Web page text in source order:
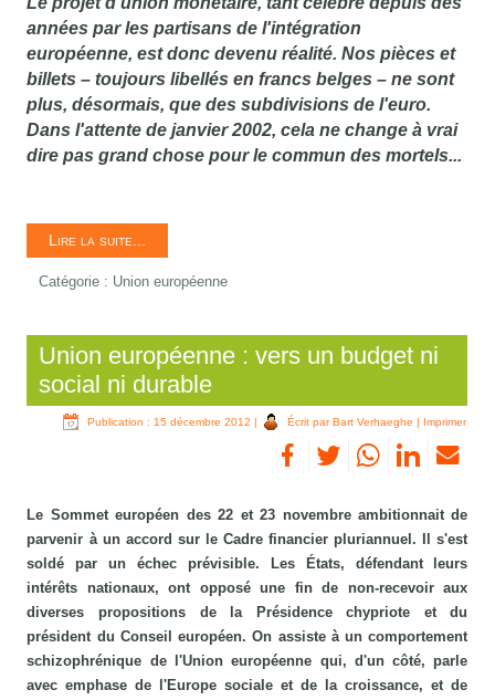
années par les partisans de l'intégration
européenne, est donc devenu réalité. Nos pièces et
billets – toujours libellés en francs belges – ne sont
plus, désormais, que des subdivisions de l'euro.
Dans l'attente de janvier 2002, cela ne change à vrai
dire pas grand chose pour le commun des mortels...
Lire la suite...
Catégorie : Union européenne
Union européenne : vers un budget ni
social ni durable
Publication : 15 décembre 2012 | Écrit par Bart Verhaeghe | Imprimer
Le Sommet européen des 22 et 23 novembre ambitionnait de
parvenir à un accord sur le Cadre financier pluriannuel. Il s'est
soldé par un échec prévisible. Les États, défendant leurs
intérêts nationaux, ont opposé une fin de non-recevoir aux
diverses propositions de la Présidence chypriote et du
président du Conseil européen. On assiste à un comportement
schizophrénique de l'Union européenne qui, d'un côté, parle
avec emphase de l'Europe sociale et de la croissance, et de